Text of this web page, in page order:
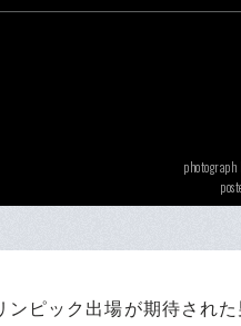
photograph
ピック出場が期待された